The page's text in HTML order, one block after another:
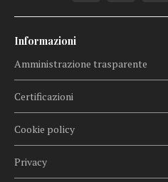
Informazioni
Amministrazione trasparente
Certificazioni
Cookie policy
Privacy